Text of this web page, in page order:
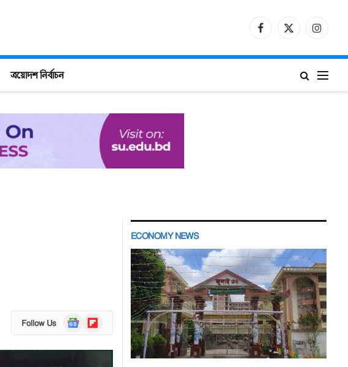
Facebook
X
ত্রয়োদশ নির্বাচন
Follow Us
Google
News
Flipboard
ECONOMY NEWS